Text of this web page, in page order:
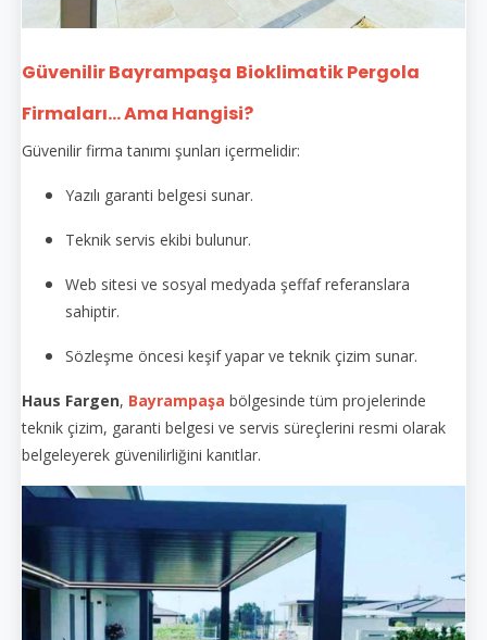
Güvenilir Bayrampaşa Bioklimatik Pergola
Firmaları... Ama Hangisi?
Güvenilir firma tanımı şunları içermelidir:
Yazılı garanti belgesi sunar.
Teknik servis ekibi bulunur.
Web sitesi ve sosyal medyada şeffaf referanslara
sahiptir.
Sözleşme öncesi keşif yapar ve teknik çizim sunar.
Haus Fargen, Bayrampaşa bölgesinde tüm projelerinde
teknik çizim, garanti belgesi ve servis süreçlerini resmi olarak
belgeleyerek güvenilirliğini kanıtlar.